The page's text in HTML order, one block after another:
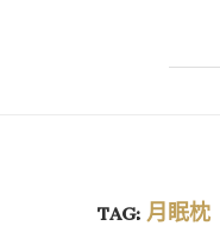
TAG:月眠枕